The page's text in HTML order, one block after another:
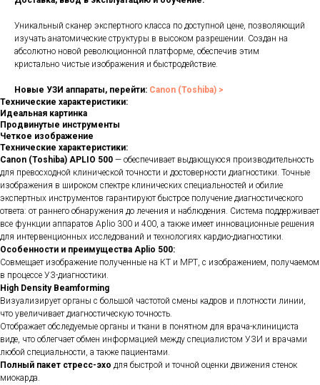
Уникальный сканер экспертного класса по доступной цене, позволяющий
изучать анатомические структуры в высоком разрешении. Создан на
абсолютно новой революционной платформе, обеспечив этим
кристально чистые изображения и быстродействие.
Новые УЗИ аппараты, перейти: Canon (Toshiba) >
Технические характеристики:
Идеальная картинка
Продвинутые инструменты
Четкое изображение
Технические характеристики:
Canon (Toshiba) APLIO 500 — обеспечивает выдающуюся производительность
для превосходной клинической точности и достоверности диагностики. Точные
изображения в широком спектре клинических специальностей и обилие
экспертных инструментов гарантируют быстрое получение диагностического
ответа: от раннего обнаружения до лечения и наблюдения. Система поддерживает
все функции аппаратов Aplio 300 и 400, а также имеет инновационные решения
для интервенционных исследований и технологиях кардио-диагностики.
Особенности и преимущества Aplio 500:
Совмещает изображение полученные на КТ и МРТ, с изображением, получаемом
в процессе УЗ-диагностики.
High Density Beamforming
Визуализирует органы с большой частотой смены кадров и плотности линии,
что увеличивает диагностическую точность.
Отображает обследуемые органы и ткани в понятном для врача-клинициста
виде, что облегчает обмен информацией между специалистом УЗИ и врачами
любой специальности, а также пациентами.
Полный пакет стресс-эхо для быстрой и точной оценки движения стенок
миокарда.